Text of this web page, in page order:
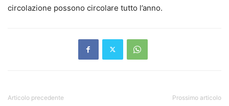
circolazione possono circolare tutto l’anno.
Articolo precedente Prossimo articolo